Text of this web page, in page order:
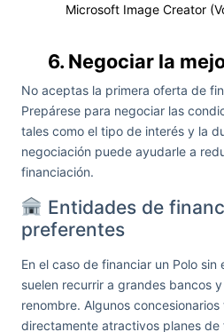
Microsoft Image Creator
6. Negociar la
No aceptas la primera oferta de
Prepárese para negociar las
tales como el tipo de interés y la
negociación puede ayudarle a
financiación.
Entidades de
preferentes
En el caso de financiar un Polo
suelen recurrir a grandes bancos
renombre. Algunos
directamente atractivos planes de